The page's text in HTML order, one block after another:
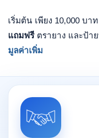
เริ่มต้น เพียง 10,000 บาท
แถมฟรีตรายาง และป้า
มูลค่าเพิ่ม